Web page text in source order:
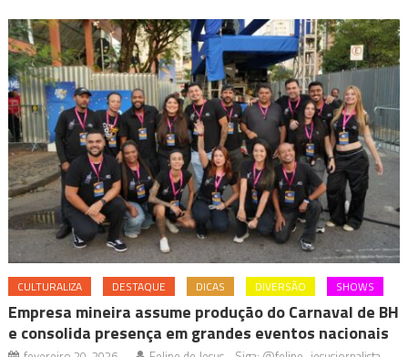
CULTURALIZA DESTAQUE DICAS DIVERSÃO SHOWS
Empresa mineira assume produção do Carnaval de BH
e consolida presença em grandes eventos nacionais